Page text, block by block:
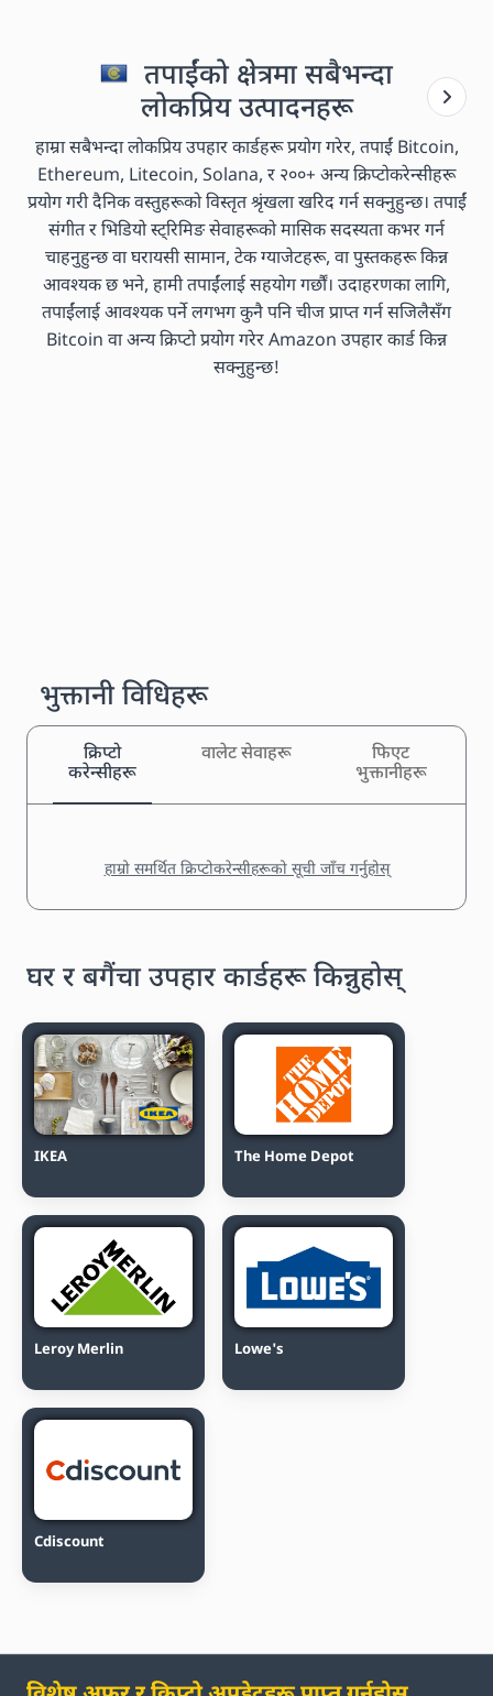
तपाईंको क्षेत्रमा सबैभन्दा
लोकप्रिय उत्पादनहरू
हाम्रा सबैभन्दा लोकप्रिय उपहार कार्डहरू प्रयोग गरेर, तपाईं Bitcoin,
Ethereum, Litecoin, Solana, र २००+ अन्य क्रिप्टोकरेन्सीहरू
प्रयोग गरी दैनिक वस्तुहरूको विस्तृत श्रृंखला खरिद गर्न सक्नुहुन्छ। तपाईं
संगीत र भिडियो स्ट्रिमिङ सेवाहरूको मासिक सदस्यता कभर गर्न
चाहनुहुन्छ वा घरायसी सामान, टेक ग्याजेटहरू, वा पुस्तकहरू किन्न
आवश्यक छ भने, हामी तपाईंलाई सहयोग गर्छौं। उदाहरणका लागि,
तपाईंलाई आवश्यक पर्ने लगभग कुनै पनि चीज प्राप्त गर्न सजिलैसँग
Bitcoin वा अन्य क्रिप्टो प्रयोग गरेर Amazon उपहार कार्ड किन्न
सक्नुहुन्छ!
भुक्तानी विधिहरू
क्रिप्टो
करेन्सीहरू
वालेट सेवाहरू
फिएट
भुक्तानीहरू
हाम्रो समर्थित क्रिप्टोकरेन्सीहरूको सूची जाँच गर्नुहोस्
घर र बगैंचा उपहार कार्डहरू किन्नुहोस्
IKEA The Home Depot
Leroy Merlin Lowe's
Cdiscount